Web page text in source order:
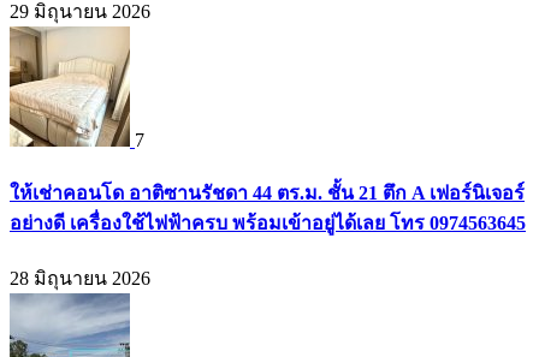
29 มิถุนายน 2026
7
ให้เช่าคอนโด อาติซานรัชดา 44 ตร.ม. ชั้น 21 ตึก A เฟอร์นิเจอร์
อย่างดี เครื่องใช้ไฟฟ้าครบ พร้อมเข้าอยู่ได้เลย โทร 0974563645
28 มิถุนายน 2026